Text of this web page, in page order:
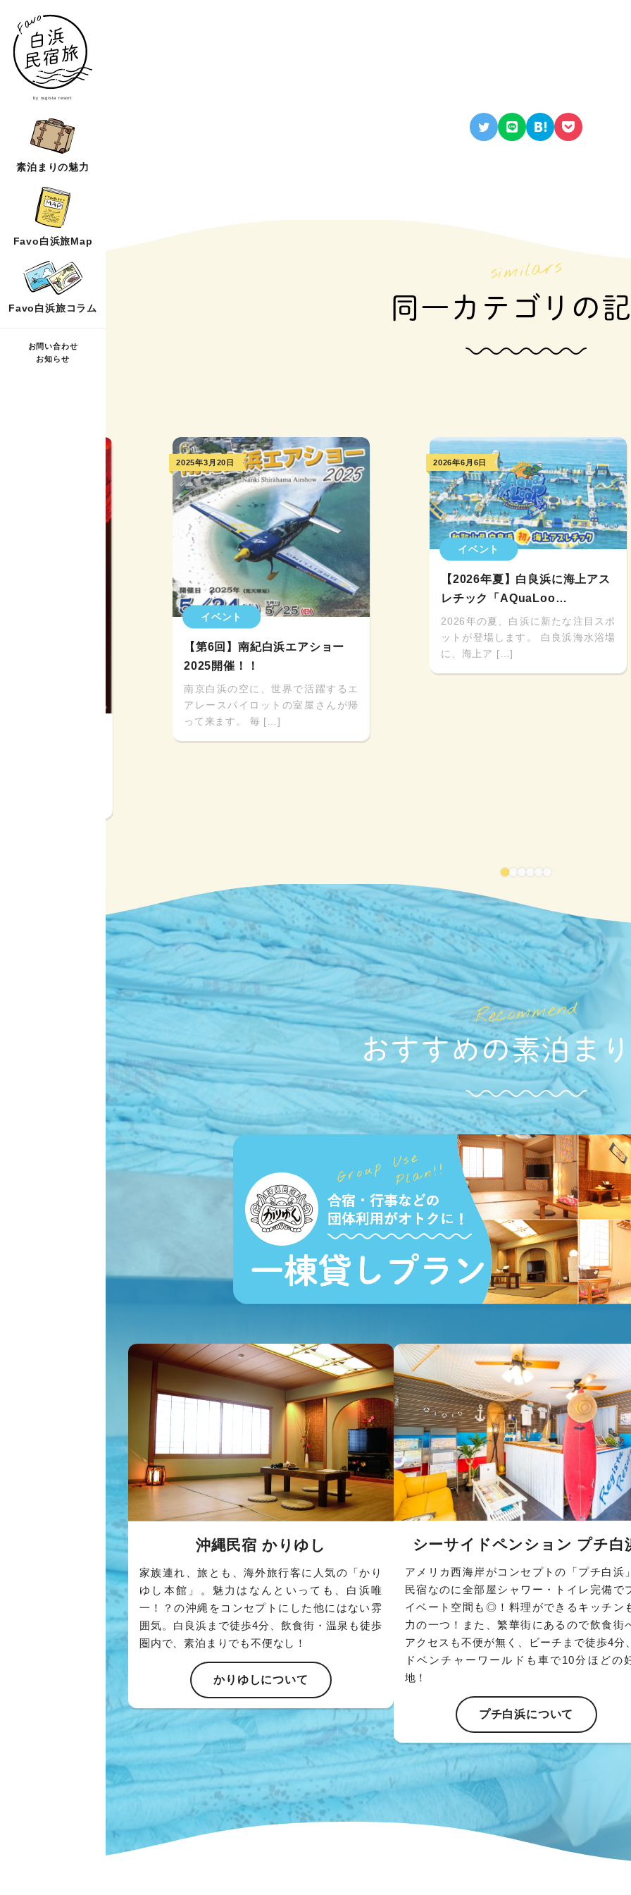
by regista resort
素泊まりの魅力
Favo白浜旅Map
Favo白浜旅コラム
お問い合わせ
お知らせ
同一カテゴリの
2025年3月20日
イベント
【第6回】南紀白浜エアショー
2025開催！！
南京白浜の空に、世界で活躍するエ
アレースパイロットの室屋さんが帰
って来ます。 毎 […]
2026年6月6日
イベント
【2026年夏】白良浜に海上アス
レチック「AQuaLoo…
2026年の夏、白浜に新たな注目スポ
ットが登場します。 白良浜海水浴場
に、海上ア […]
おすすめの素泊ま
沖縄民宿 かりゆし
家族連れ、旅とも、海外旅行客に人気の「かり
ゆし本館」。魅力はなんといっても、白浜唯
一！？の沖縄をコンセプトにした他にはない雰
囲気。白良浜まで徒歩4分、飲食街・温泉も徒歩
圏内で、素泊まりでも不便なし！
かりゆしについて
シーサイドペンション プチ白
アメリカ西海岸がコンセプトの「プチ白浜
民宿なのに全部屋シャワー・トイレ完備で
イベート空間も◎！料理ができるキッチン
力の一つ！また、繁華街にあるので飲食街
アクセスも不便が無く、ビーチまで徒歩4分
ドベンチャーワールドも車で10分ほどの
地！
プチ白浜について